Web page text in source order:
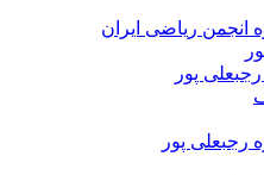
انجمن ریاضی ایران
رجبعلی پور
رجبعلی پور